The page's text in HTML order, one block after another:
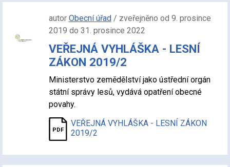
autor Obecní úřad/ zveřejněno od 9. prosince
2019 do 31. prosince 2022
VEŘEJNÁ VYHLÁŠKA - LESNÍ
ZÁKON 2019/2
Ministerstvo zemědělství jako ústřední orgán
státní správy lesů, vydává opatření obecné
povahy.
VEŘEJNÁ VYHLÁŠKA - LESNÍ ZÁKON
2019/2